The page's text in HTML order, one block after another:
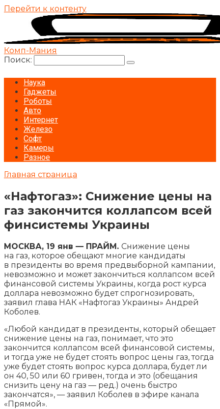
Перейти к контенту
Комп-Мания
Поиск:
Наука
Гаджеты
Роботы
Авто
Интернет
Железо
Софт
Камеры
Разное
Главная страница
«Нафтогаз»: Снижение цены на
газ закончится коллапсом всей
финсистемы Украины
МОСКВА, 19 янв — ПРАЙМ. Снижение цены
на газ, которое обещают многие кандидаты
в президенты во время предвыборной кампании,
невозможно и может закончиться коллапсом всей
финансовой системы Украины, когда рост курса
доллара невозможно будет спрогнозировать,
заявил глава НАК «Нафтогаз Украины» Андрей
Коболев.
«Любой кандидат в президенты, который обещает
снижение цены на газ, понимает, что это
закончится коллапсом всей финансовой системы,
и тогда уже не будет стоять вопрос цены газ, тогда
уже будет стоять вопрос курса доллара, будет ли
он 40, 50 или 60 гривен, тогда и это (обещания
снизить цену на газ — ред.) очень быстро
закончатся», — заявил Коболев в эфире канала
«Прямой».